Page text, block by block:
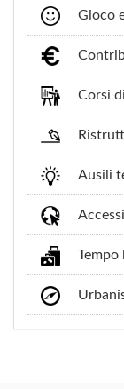
Gioco
Corsi
Ausili
Tempo